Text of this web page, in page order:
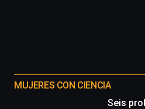
MUJERES CON CIENCIA
Seis